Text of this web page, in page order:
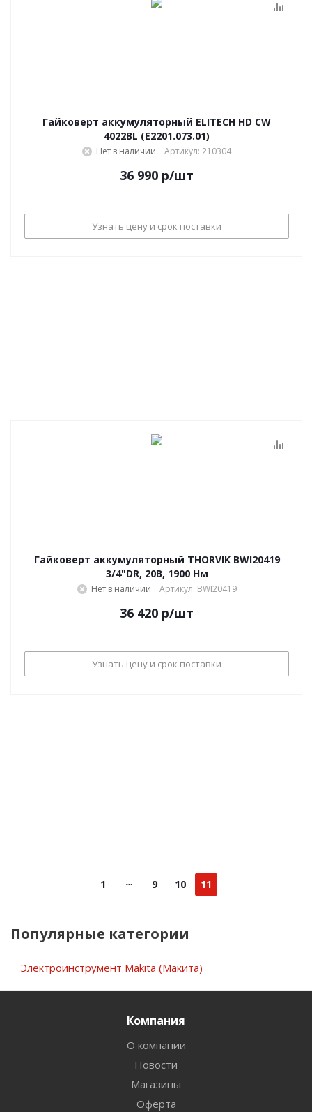
Гайковерт аккумуляторный ELITECH HD CW
4022BL (E2201.073.01)
Нет в наличии Артикул: 210304
36 990 р/шт
Узнать цену и срок поставки
Гайковерт аккумуляторный THORVIK BWI20419
3/4"DR, 20В, 1900 Нм
Нет в наличии Артикул: BWI20419
36 420 р/шт
Узнать цену и срок поставки
1 9 10 11
Популярные категории
Электроинструмент Makita (Макита)
Компания
О компании
Новости
Магазины
Оферта